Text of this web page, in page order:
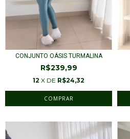
CONJUNTO OÁSIS TURMALINA
R$239,99
12 X DE R$24,32
COMPRAR